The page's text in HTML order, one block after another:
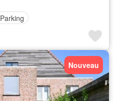
Parking
Nouveau